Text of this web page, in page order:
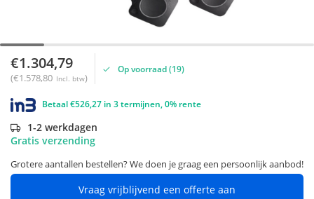
€1.304,79
(€1.578,80 Incl. btw)
Op voorraad (19)
Betaal €526,27 in 3 termijnen, 0% rente
1-2 werkdagen
Gratis verzending
Grotere aantallen bestellen? We doen je graag een persoonlijk aanbod!
Vraag vrijblijvend een offerte aan